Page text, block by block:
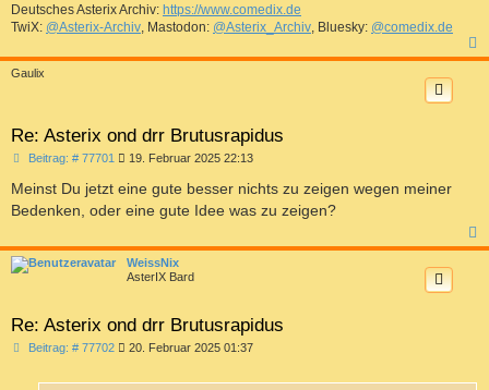
Deutsches Asterix Archiv: https://www.comedix.de
TwiX: @Asterix-Archiv, Mastodon: @Asterix_Archiv, Bluesky: @comedix.de
a
Gaulix
Re: Asterix ond drr Brutusrapidus
Beitrag: # 77701 B
i
r
19. Februar 2025 22:13
Meinst Du jetzt eine gute besser nichts zu zeigen wegen meiner
Bedenken, oder eine gute Idee was zu zeigen?
a
WeissNix
AsterIX Bard
Re: Asterix ond drr Brutusrapidus
Beitrag: # 77702B 20. Februar 2025 01:37